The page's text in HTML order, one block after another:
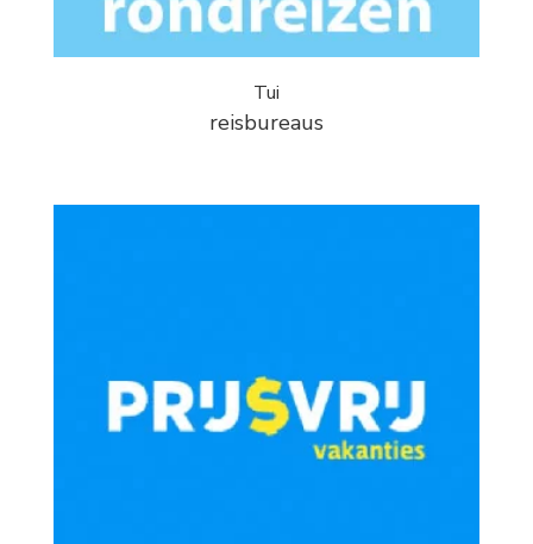
Tui
reisbureaus